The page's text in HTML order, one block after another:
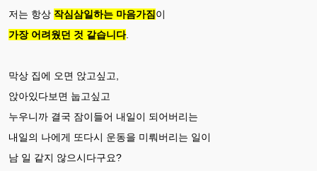
저는 항상 작심삼일하는 마음가짐이
가장 어려웠던 것 같습니다.
막상 집에 오면 앉고싶고,
앉아있다보면 눕고싶고
누우니까 결국 잠이들어 내일이 되어버리는
내일의 나에게 또다시 운동을 미뤄버리는 일이
남 일 같지 않으시다구요?